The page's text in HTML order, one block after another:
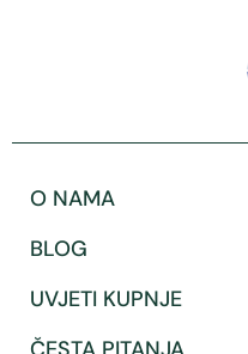
O NAMA
BLOG
UVJETI KUPNJE